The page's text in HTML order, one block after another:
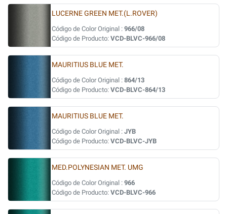
LUCERNE GREEN MET.(L.ROVER)
Código de Color Original : 966/08
Código de Producto: VCD-BLVC-966/08
MAURITIUS BLUE MET.
Código de Color Original : 864/13
Código de Producto: VCD-BLVC-864/13
MAURITIUS BLUE MET.
Código de Color Original : JYB
Código de Producto: VCD-BLVC-JYB
MED.POLYNESIAN MET. UMG
Código de Color Original : 966
Código de Producto: VCD-BLVC-966